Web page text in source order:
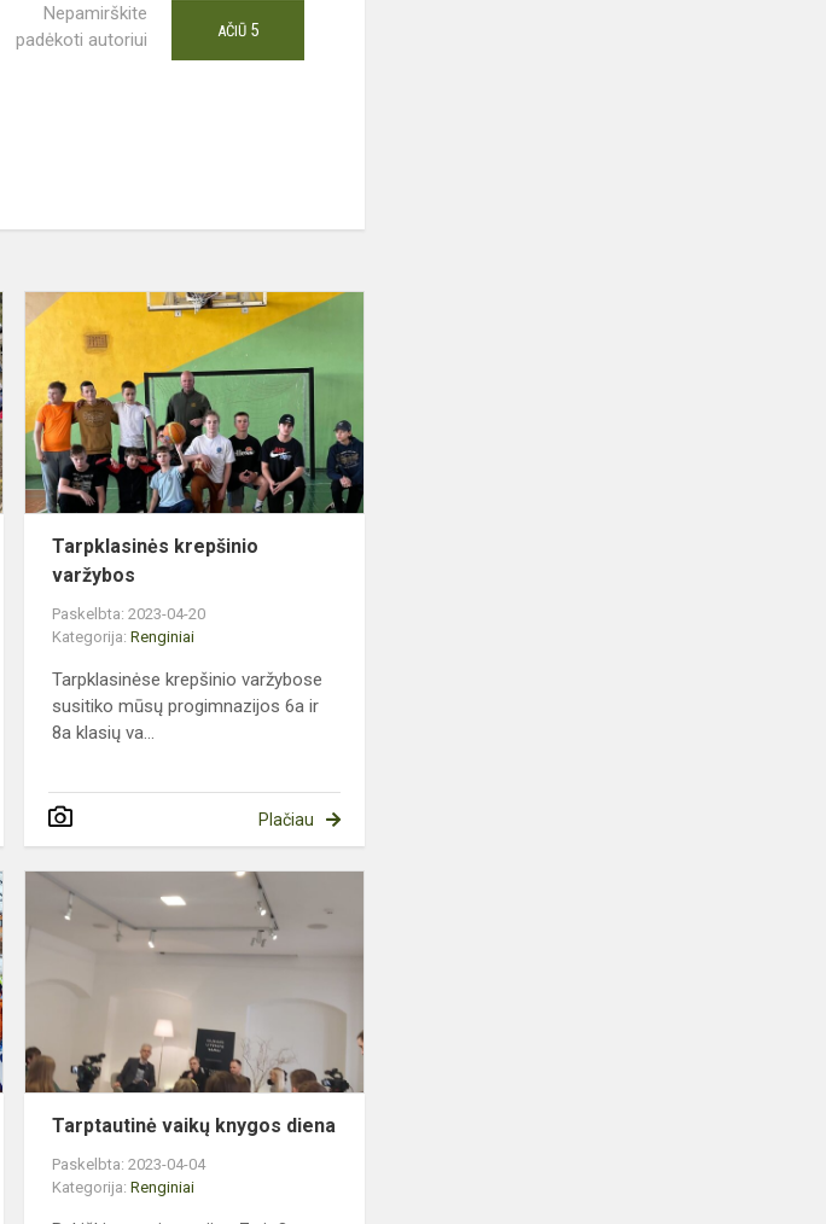
Nepamirškite
padėkoti autoriui
AČIŪ 5
Akcija
„Darom“
ir
šalių
savaitė
Tarpklasinės krepšinio
varžybos
Paskelbta: 2023-04-20
Kategorija:Renginiai
Tarpklasinėse krepšinio varžybose
susitiko mūsų progimnazijos 6a ir
8a klasių va...
Plačiau
„BŪK
KIŠKELIU
–
2023“
Tarptautinė vaikų knygos diena
Paskelbta: 2023-04-04
Kategorija:Renginiai